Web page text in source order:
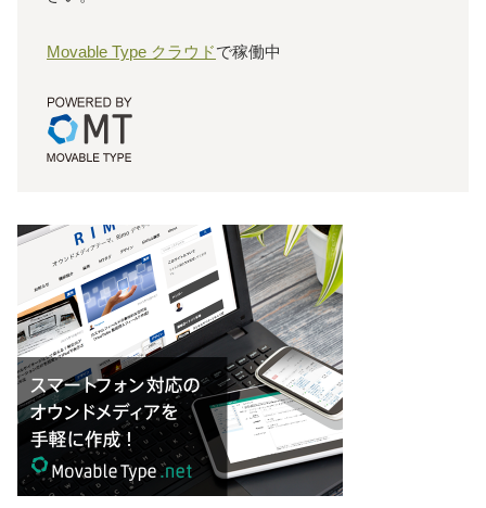
Movable Type クラウドで稼働中